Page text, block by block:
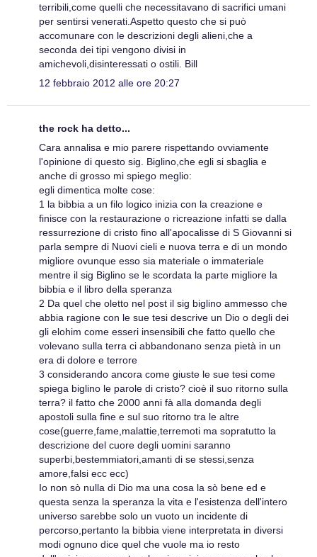
terribili,come quelli che necessitavano di sacrifici umani
per sentirsi venerati.Aspetto questo che si può
accomunare con le descrizioni degli alieni,che a
seconda dei tipi vengono divisi in
amichevoli,disinteressati o ostili. Bill
12 febbraio 2012 alle ore 20:27
the rock ha detto...
Cara annalisa e mio parere rispettando ovviamente
l'opinione di questo sig. Biglino,che egli si sbaglia e
anche di grosso mi spiego meglio:
egli dimentica molte cose:
1 la bibbia a un filo logico inizia con la creazione e
finisce con la restaurazione o ricreazione infatti se dalla
ressurrezione di cristo fino all'apocalisse di S Giovanni si
parla sempre di Nuovi cieli e nuova terra e di un mondo
migliore ovunque esso sia materiale o immateriale
mentre il sig Biglino se le scordata la parte migliore la
bibbia e il libro della speranza
2 Da quel che oletto nel post il sig biglino ammesso che
abbia ragione con le sue tesi descrive un Dio o degli dei
gli elohim come esseri insensibili che fatto quello che
volevano sulla terra ci abbandonano senza pietà in un
era di dolore e terrore
3 considerando ancora come giuste le sue tesi come
spiega biglino le parole di cristo? cioè il suo ritorno sulla
terra? il fatto che 2000 anni fà alla domanda degli
apostoli sulla fine e sul suo ritorno tra le altre
cose(guerre,fame,malattie,terremoti ma sopratutto la
descrizione del cuore degli uomini saranno
superbi,bestemmiatori,amanti di se stessi,senza
amore,falsi ecc ecc)
Io non sò nulla di Dio ma una cosa la sò bene ed e
questa senza la speranza la vita e l'esistenza dell'intero
universo sarebbe solo un vuoto un incidente di
percorso,pertanto la bibbia viene interpretata in diversi
modi ognuno dice quel che vuole ma io resto